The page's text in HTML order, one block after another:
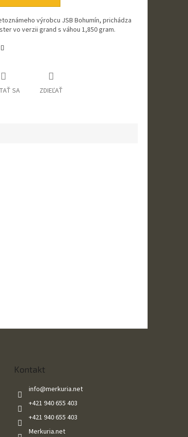
výrobcu JSB Bohumín, prichádza
vo verzii grand s váhou 1,850 gram.
SA ZDIEĽAŤ
Kontakt
info@merkuria.net
+421 940 655 403
+421 940 655 403
Merkuria.net